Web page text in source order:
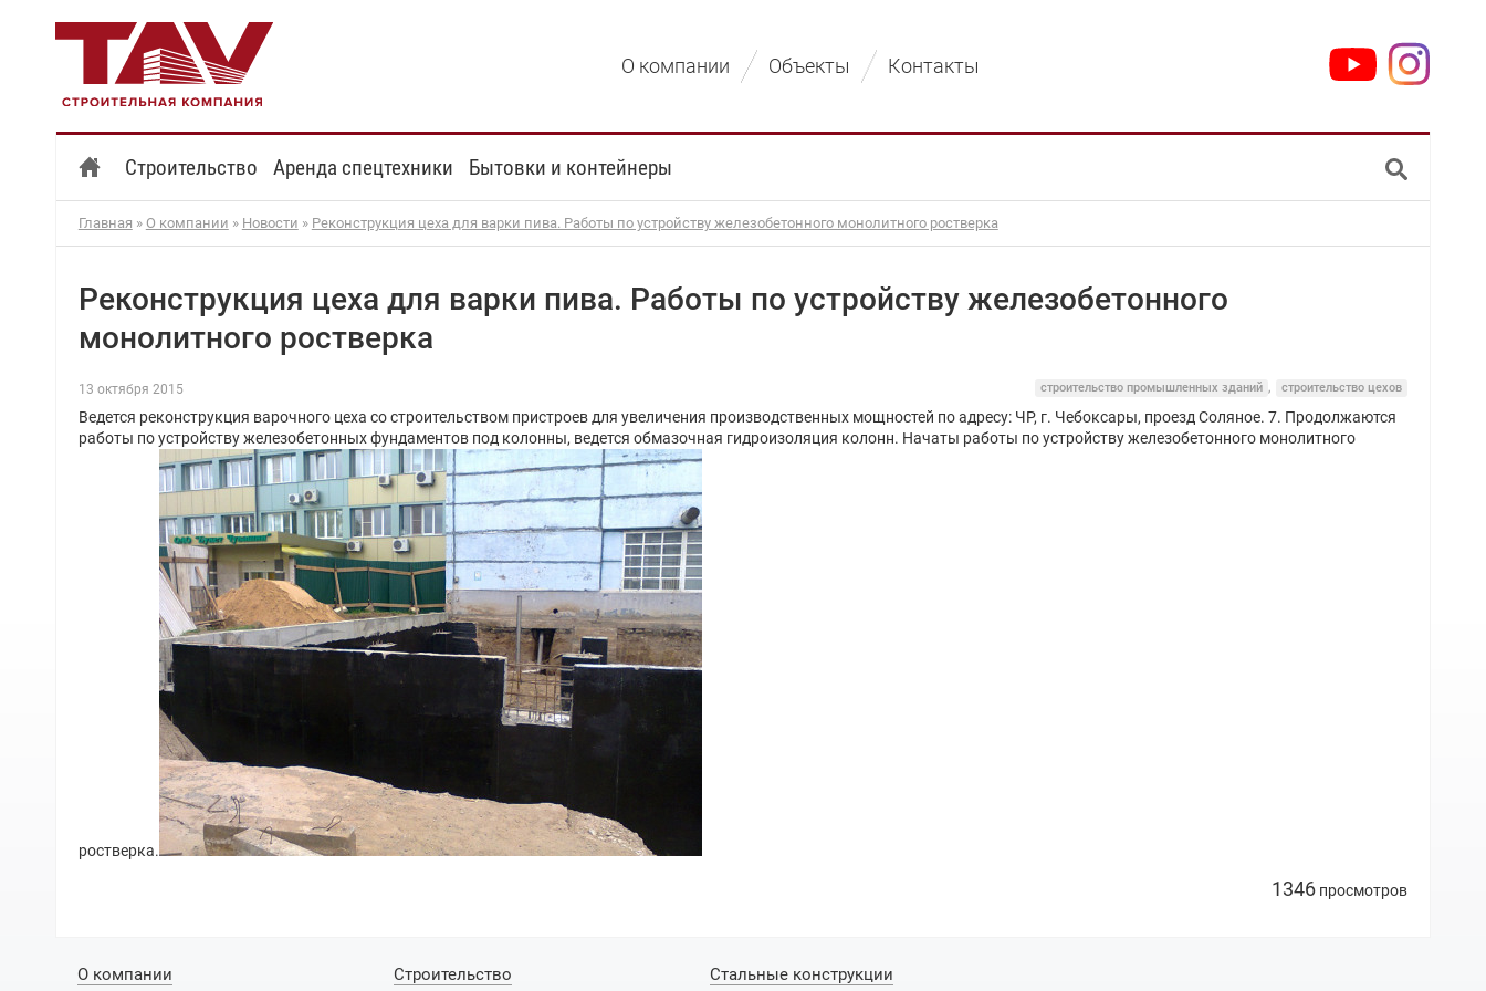
О компании Объекты Контакты
Строительство Аренда спецтехники Бытовки и контейнеры
Главная » О компании » Новости » Реконструкция цеха для варки пива. Работы по устройству железобетонного монолитного ростверка
Реконструкция цеха для варки пива. Работы по устройству железобетонного
монолитного ростверка
13 октября 2015 строительство промышленных зданий , строительство цехов
Ведется реконструкция варочного цеха со строительством пристроев для увеличения производственных мощностей по адресу: ЧР, г. Чебоксары, проезд Соляное. 7. Продолжаются
работы по устройству железобетонных фундаментов под колонны, ведется обмазочная гидроизоляция колонн. Начаты работы по устройству железобетонного монолитного
ростверка.
1346 просмотров
О компании Строительство Стальные конструкции